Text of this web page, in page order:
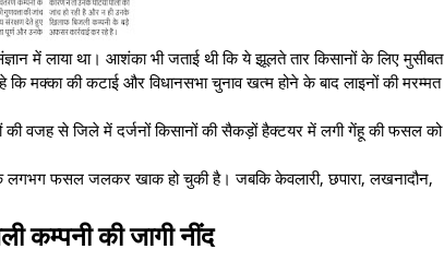
में लाया था। आशंका भी जताई थी कि ये झूलते तार किसानों के लिए मुसीबत
मक्का की कटाई और विधानसभा चुनाव खत्म होने के बाद लाइनों की मरम्मत
से जिले में दर्जनों किसानों की सैकड़ों हैक्टयर में लगी गेंहू की फसल को
लगभग फसल जलकर खाक हो चुकी है। जबकि केवलारी, छपारा, लखनादौन,
कम्पनी की जागी नींद